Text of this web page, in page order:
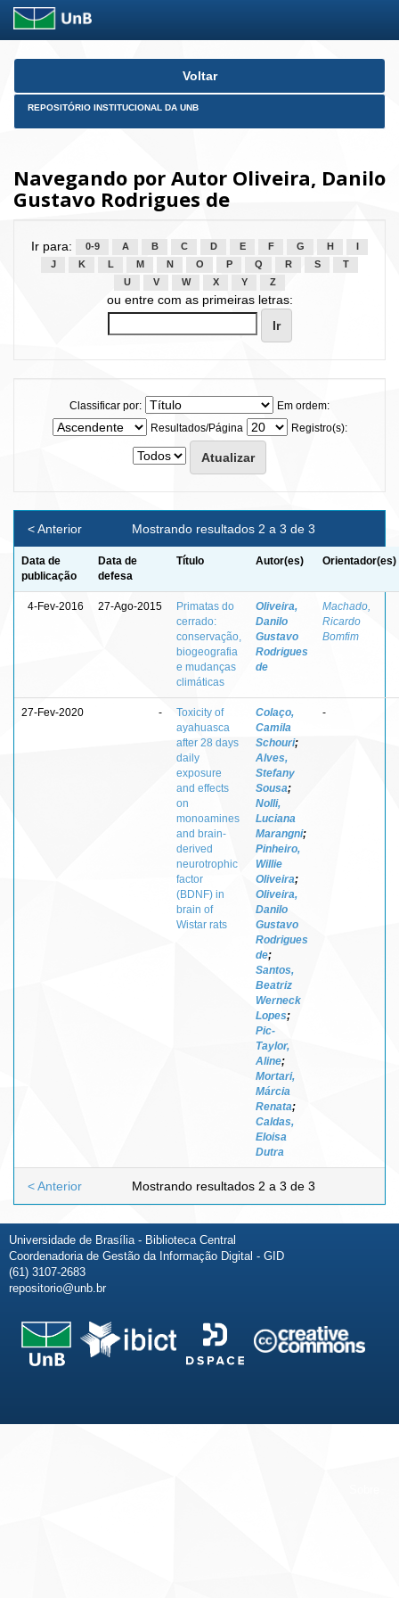
Skip
Voltar
REPOSITÓRIO INSTITUCIONAL DA UNB
Navegando por Autor Oliveira, Danilo
Gustavo Rodrigues de
Ir para: 0-9 A B C D E F G H
J
K L M N O P Q R S
T
U
V W X Y Z
ou entre com as primeiras letras:
Classificar por:
Em ordem:
Resultados/Página
Registro(s):
Mostrando resultados 2 a 3 de 3
< Anterior
Data de
publicação
Data de
defesa
Título Autor(es) Orientador(es)
4-Fev-2016 27-Ago-2015
Primatas do
cerrado:
conservação,
biogeografia
e mudanças
climáticas
Oliveira,
Danilo
Gustavo
Rodrigues
de
Machado,
Ricardo
Bomfim
27-Fev-2020 -
Toxicity of
ayahuasca
after 28 days
daily
exposure
and effects
on
monoamines
and brain-
derived
neurotrophic
factor
(BDNF) in
brain of
Wistar rats
Colaço,
Camila
Schouri;
Alves,
Stefany
Sousa;
Nolli,
Luciana
Marangni;
Pinheiro,
Willie
Oliveira;
Oliveira,
Danilo
Gustavo
Rodrigues
de;
Santos,
Beatriz
Werneck
Lopes;
Pic-
Taylor,
Aline;
Mortari,
Márcia
Renata;
Caldas,
Eloisa
Dutra
-
Mostrando resultados 2 a 3 de 3
< Anterior
Universidade de Brasília - Biblioteca Central
Coordenadoria de Gestão da Informação Digital - GID
(61) 3107-2683
repositorio@unb.br